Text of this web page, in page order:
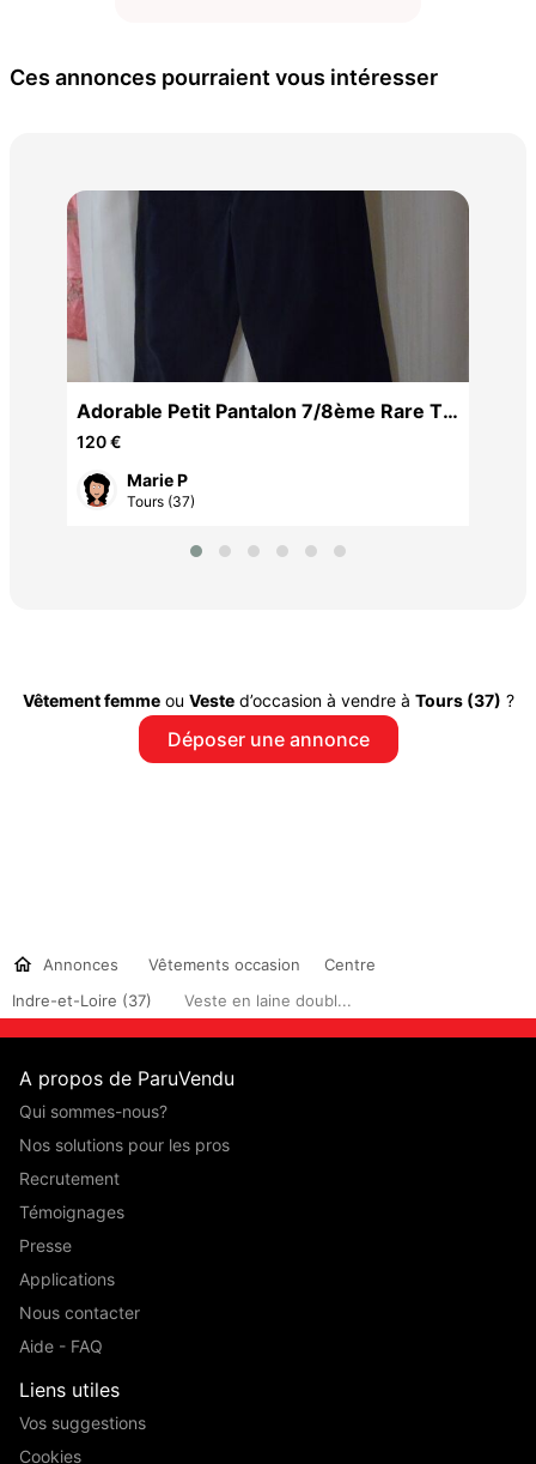
Ces annonces pourraient vous intéresser
Adorable Petit Pantalon 7/8ème Rare Tt
Neuf T46/1 JF
120 €
Marie P
Tours (37)
Vêtement femmeou Vested’occasion à vendre à Tours (37) ?
Déposer une annonce
Annonces Vêtements occasion
Centre
Indre-et-Loire (37)
Veste en laine doubl...
A propos de ParuVendu
Qui sommes-nous?
Nos solutions pour les pros
Recrutement
Témoignages
Presse
Applications
Nous contacter
Aide - FAQ
Liens utiles
Vos suggestions
Cookies